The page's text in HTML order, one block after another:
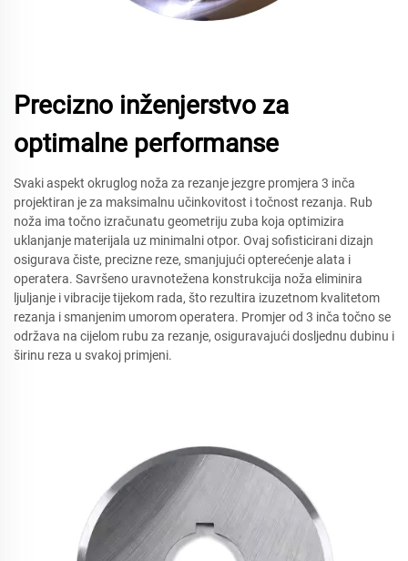
Precizno inženjerstvo za
optimalne performanse
Svaki aspekt okruglog noža za rezanje jezgre promjera 3 inča
projektiran je za maksimalnu učinkovitost i točnost rezanja. Rub
noža ima točno izračunatu geometriju zuba koja optimizira
uklanjanje materijala uz minimalni otpor. Ovaj sofisticirani dizajn
osigurava čiste, precizne reze, smanjujući opterećenje alata i
operatera. Savršeno uravnotežena konstrukcija noža eliminira
ljuljanje i vibracije tijekom rada, što rezultira izuzetnom kvalitetom
rezanja i smanjenim umorom operatera. Promjer od 3 inča točno se
održava na cijelom rubu za rezanje, osiguravajući dosljednu dubinu i
širinu reza u svakoj primjeni.